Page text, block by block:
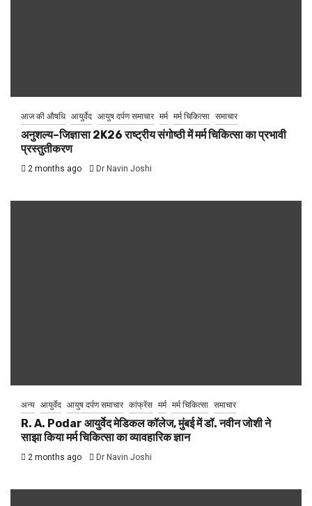
आज की औषधि आयुर्वेद आयुष दर्पण समाचार मर्म मर्म चिकित्सा समाचार
अनुशल्य–जिज्ञासा 2K26 राष्ट्रीय संगोष्ठी में मर्म चिकित्सा का प्रभावी
प्रस्तुतीकरण
2 months ago Dr Navin Joshi
अन्य आयुर्वेद आयुष दर्पण समाचार कांफ्रेंस मर्म मर्म चिकित्सा समाचार
R. A. Podar आयुर्वेद मेडिकल कॉलेज, मुंबई में डॉ. नवीन जोशी ने
साझा किया मर्म चिकित्सा का व्यावहारिक ज्ञान
2 months ago Dr Navin Joshi